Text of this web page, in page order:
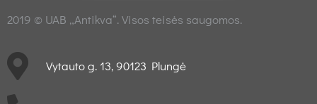
2019 © UAB „Antikva“. Visos teisės saugomos.
Vytauto g. 13, 90123 Plungė